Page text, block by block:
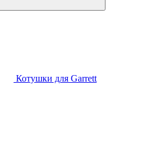
Котушки для Garrett